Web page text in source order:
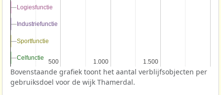
500
500 1.000
1.000 1.500
1.500
Logiesfunctie
Logiesfunctie
Industriefunctie
Industriefunctie
Sportfunctie
Sportfunctie
Celfunctie
Celfunctie
Bovenstaande grafiek toont het aantal verblijfsobjecten per
gebruiksdoel voor de wijk Thamerdal.